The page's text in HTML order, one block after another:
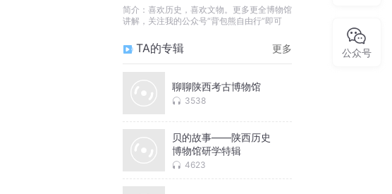
简介： 喜欢历史，喜欢文物。更多更全博物馆
讲解，关注我的公众号“背包熊自由行”即可
TA的专辑 更多
聊聊陕西考古博物馆
3538
贝的故事——陕西历史
博物馆研学特辑
4623
公众号